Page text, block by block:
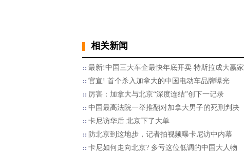
相关新闻
最新!中国三大车企最快年底开卖 特斯拉成大赢家
官宣! 首个杀入加拿大的中国电动车品牌曝光
厉害：加拿大与北京“深度连结”创下一记录
中国最高法院一举推翻对加拿大男子的死刑判决
卡尼访华后 北京下了大单
防北京到这地步，记者拍视频曝卡尼访中内幕
卡尼如何走向北京? 多亏这位低调的中国大人物